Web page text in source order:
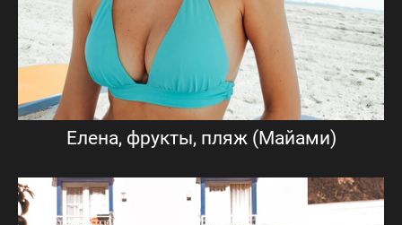
Елена, фрукты, пляж (Майами)